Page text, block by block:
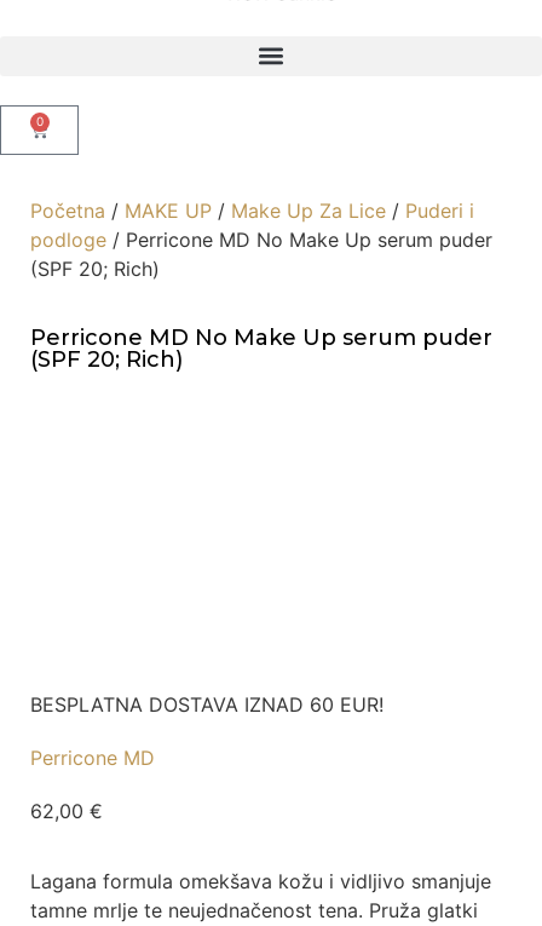
0
Početna / MAKE UP / Make Up Za Lice / Puderi i
podloge / Perricone MD No Make Up serum puder
(SPF 20; Rich)
Perricone MD No Make Up serum puder
(SPF 20; Rich)
BESPLATNA DOSTAVA IZNAD 60 EUR!
Perricone MD
62,00 €
Lagana formula omekšava kožu i vidljivo smanjuje
tamne mrlje te neujednačenost tena. Pruža glatki